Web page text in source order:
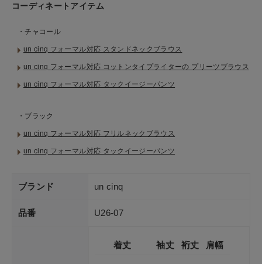
コーディネートアイテム
・チャコール
un cinq フォーマル対応 スタンドネックブラウス
un cinq フォーマル対応 コットンタイプライターの プリーツブラウス
un cinq フォーマル対応 タックイージーパンツ
・ブラック
un cinq フォーマル対応 フリルネックブラウス
un cinq フォーマル対応 タックイージーパンツ
ブランド un cinq
品番 U26-07
着丈 袖丈 裄丈 肩幅